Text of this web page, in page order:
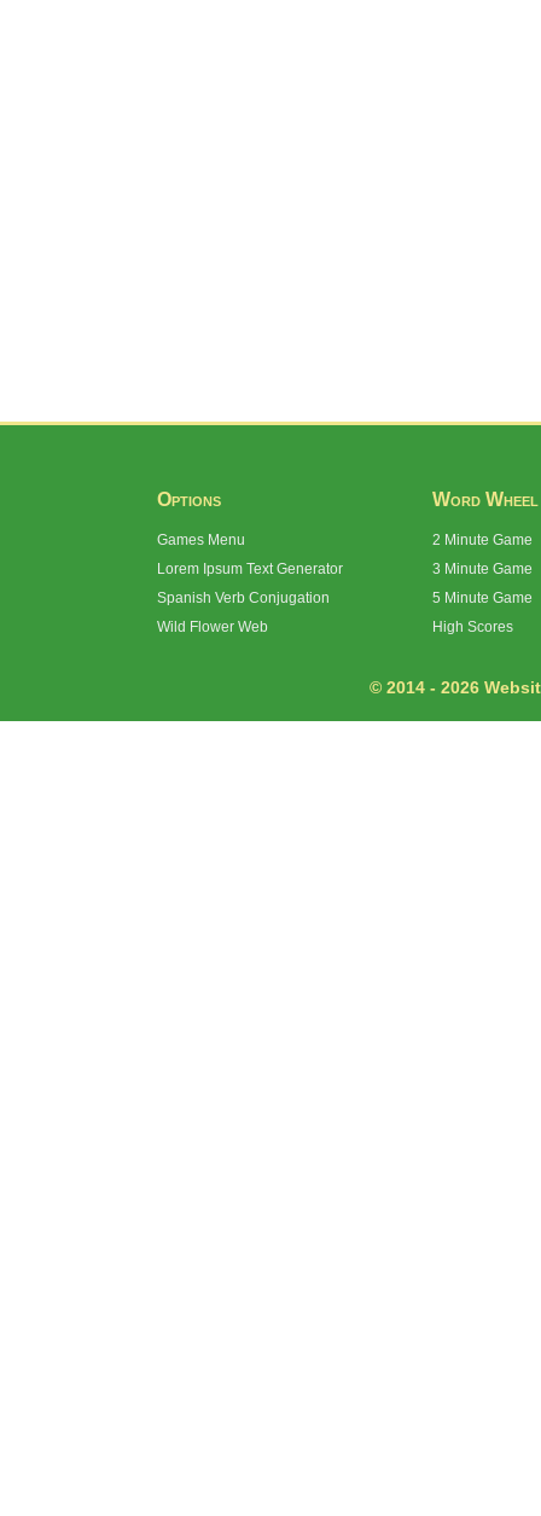
Options
Games Menu
Lorem Ipsum Text Generator
Spanish Verb Conjugation
Wild Flower Web
Word Wheel
2 Minute Game
3 Minute Game
5 Minute Game
High Scores
© 2014 - 2026